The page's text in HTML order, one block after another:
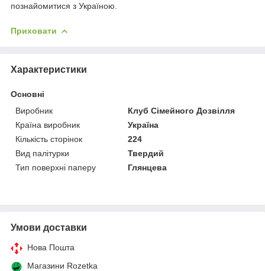
познайомитися з Україною.
Приховати
Характеристики
Основні
Виробник
Клуб Сімейного Дозвілля
Країна виробник
Україна
Кількість сторінок
224
Вид палітурки
Твердий
Тип поверхні паперу
Глянцева
Умови доставки
Нова Пошта
Магазини Rozetka